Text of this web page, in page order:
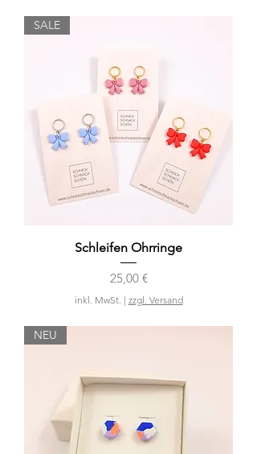
SALE
Schleifen Ohrringe
Preis
25,00 €
inkl. MwSt. | zzgl. Versand
NEU